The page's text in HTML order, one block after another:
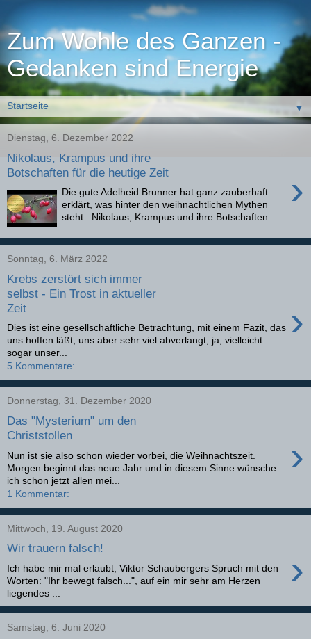
Zum Wohle des Ganzen -
Gedanken sind Energie
▼
Dienstag, 6. Dezember 2022
Nikolaus, Krampus und ihre
Botschaften für die heutige Zeit
›
Die gute Adelheid Brunner hat ganz zauberhaft
erklärt, was hinter den weihnachtlichen Mythen
steht. Nikolaus, Krampus und ihre Botschaften ...
Sonntag, 6. März 2022
Krebs zerstört sich immer
selbst - Ein Trost in aktueller
Zeit
›
Dies ist eine gesellschaftliche Betrachtung, mit einem Fazit, das
uns hoffen läßt, uns aber sehr viel abverlangt, ja, vielleicht
sogar unser...
5 Kommentare:
Donnerstag, 31. Dezember 2020
Das "Mysterium" um den
Christstollen
›
Nun ist sie also schon wieder vorbei, die Weihnachtszeit.
Morgen beginnt das neue Jahr und in diesem Sinne wünsche
ich schon jetzt allen mei...
1 Kommentar:
Mittwoch, 19. August 2020
Wir trauern falsch! ›
Ich habe mir mal erlaubt, Viktor Schaubergers Spruch mit den
Worten: "Ihr bewegt falsch...", auf ein mir sehr am Herzen
liegendes ...
Samstag, 6. Juni 2020